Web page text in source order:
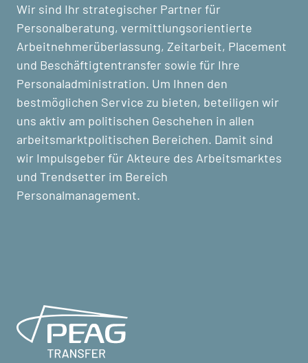
Wir sind Ihr strategischer Partner für
Personalberatung, vermittlungsorientierte
Arbeitnehmerüberlassung, Zeitarbeit, Placement
und Beschäftigtentransfer sowie für Ihre
Personaladministration. Um Ihnen den
bestmöglichen Service zu bieten, beteiligen wir
uns aktiv am politischen Geschehen in allen
arbeitsmarktpolitischen Bereichen. Damit sind
wir Impulsgeber für Akteure des Arbeitsmarktes
und Trendsetter im Bereich
Personalmanagement.